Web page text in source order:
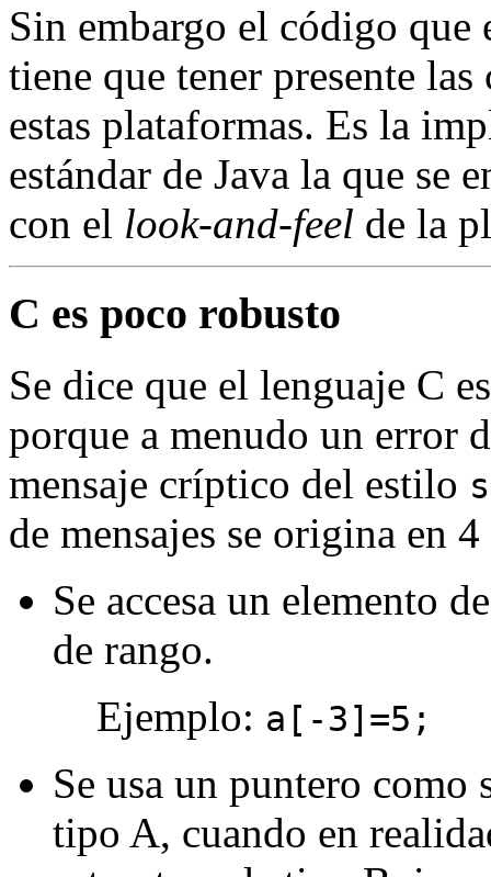
Sin embargo el código que
tiene que tener presente
estas plataformas. Es la
estándar de Java la que se
con el look-and-feel de la
C es poco robusto
Se dice que el lenguaje C
porque a menudo un error
mensaje críptico del estilo
de mensajes se origina en
Se accesa un elemento
de rango.
Ejemplo: a[-3]=5;
Se usa un puntero como
tipo A, cuando en